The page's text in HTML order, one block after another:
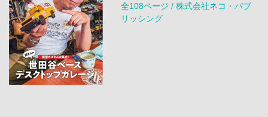
全108ページ / 株式会社ネコ・パブ
リッシング